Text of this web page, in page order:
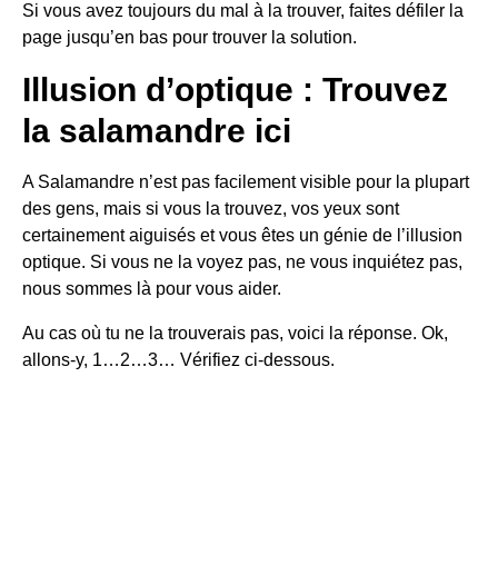
Si vous avez toujours du mal à la trouver, faites défiler la
page jusqu’en bas pour trouver la solution.
Illusion d’optique : Trouvez
la salamandre ici
A Salamandre n’est pas facilement visible pour la plupart
des gens, mais si vous la trouvez, vos yeux sont
certainement aiguisés et vous êtes un génie de l’illusion
optique. Si vous ne la voyez pas, ne vous inquiétez pas,
nous sommes là pour vous aider.
Au cas où tu ne la trouverais pas, voici la réponse. Ok,
allons-y, 1…2…3… Vérifiez ci-dessous.